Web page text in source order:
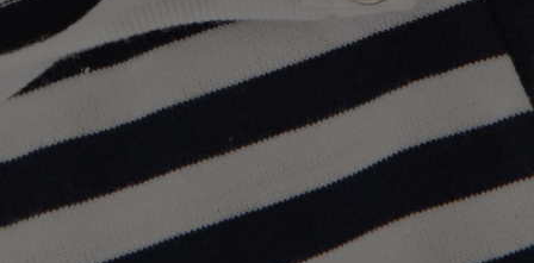
ベビー アウター
ベビー セットアップ
スタイ・よだれかけ（新生児・ベビー）
ベビー帽子（新生児・乳児）
新生児スリーパー・ベビーパジャマ
メモリアルグッズ
授乳・調乳・お食事
赤ちゃん 洗剤・洗濯用品・お掃除
赤ちゃん お風呂・ベビースキンケア
袴ロンパース特集
Tシャツブラ
ブラトップ
親子セット
快適機能ウェア特集 トップス
快適機能ウェア特集 ボトムス
雑貨
ベビー
セットアップ派
フォーマル / オケー
あったかアイテム｜
定番ギフト
もらって嬉しいギフト
かわいくておもしろ
何枚あっても嬉しい
長く使えるアイテム
あったか度◎
裏起毛素材